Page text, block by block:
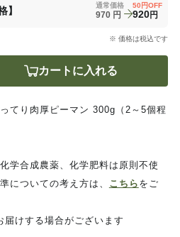
】 通常価格
970 円
50 円OFF
920円
※ 価格は税込です
カートに入れる
てり肉厚ピーマン 300g（2～5個程
学合成農薬、化学肥料は原則不使
についての考え方は、 こちら をご
けする場合がございます